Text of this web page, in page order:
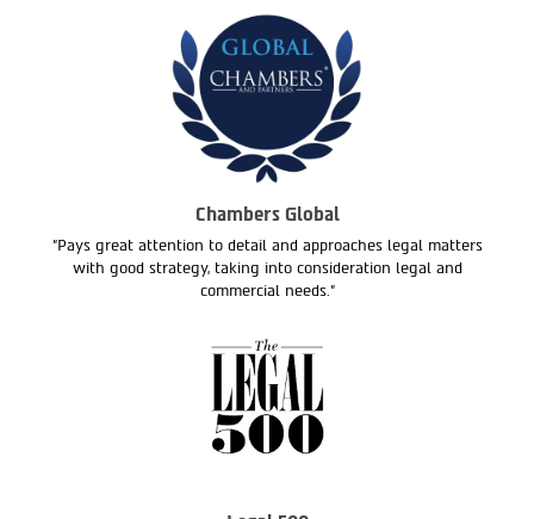
Chambers Global
"Pays great attention to detail and approaches legal matters
with good strategy, taking into consideration legal and
commercial needs."